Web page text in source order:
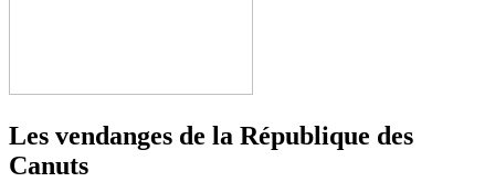
Les vendanges de la République des
Canuts